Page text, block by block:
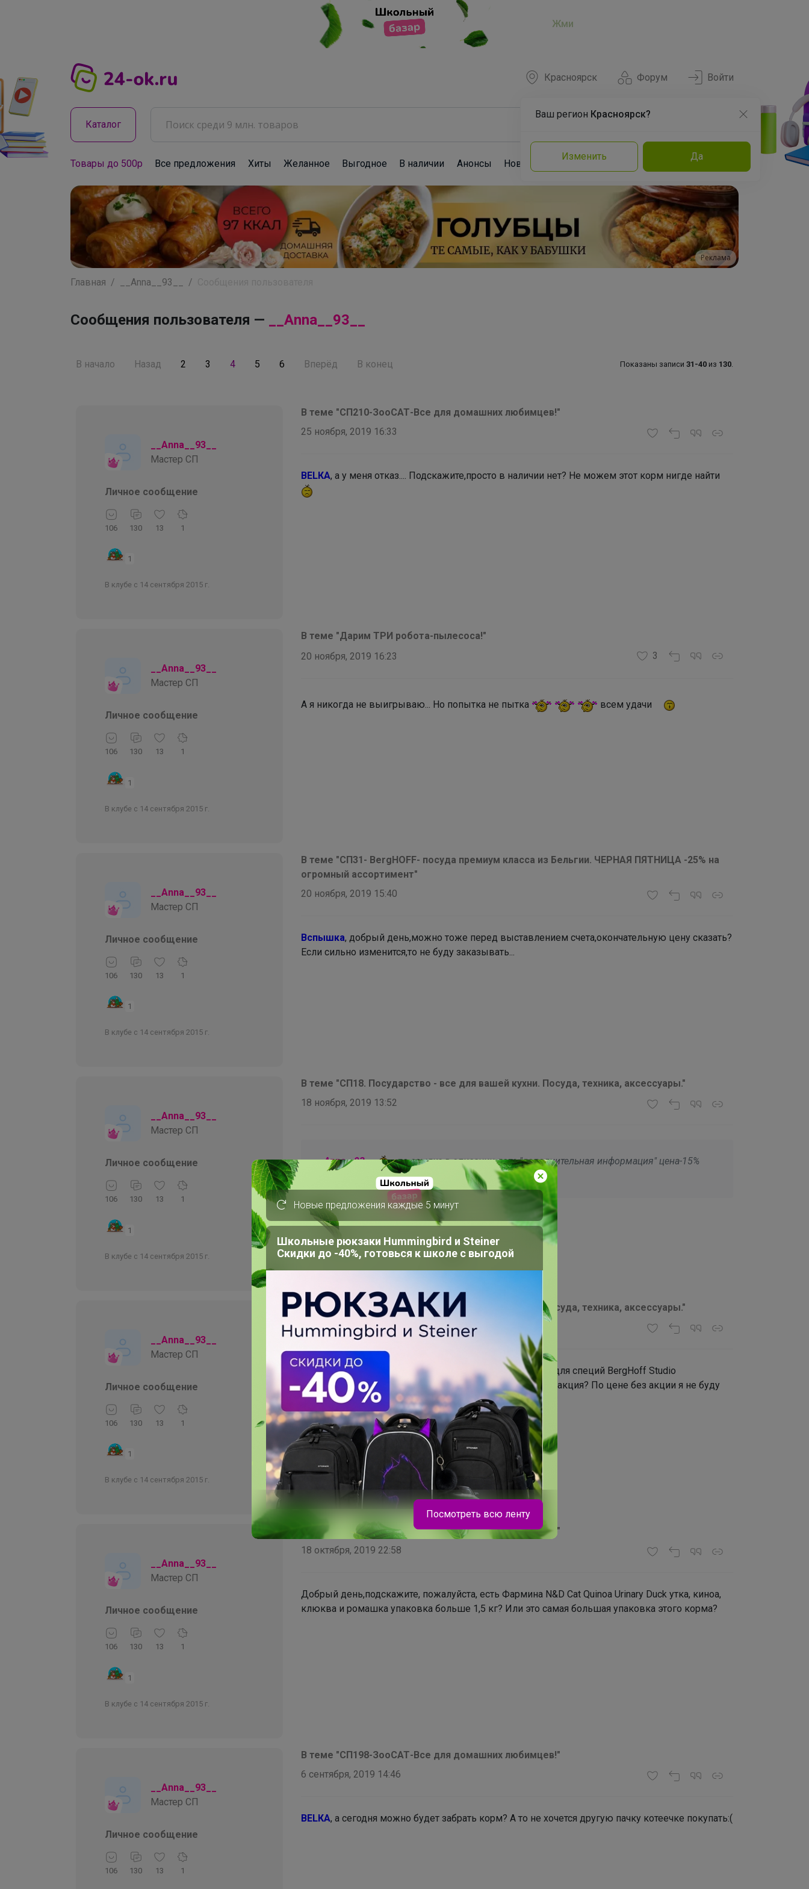
Жми
Форум
Красноярск
Ваш регион Красноярск?
Изменить Да
Войти
Каталог
Товары до 500р Все предложения Хиты Желанное Выгодное В наличии Анонсы Новости Команда Эксперты
Реклама
Главная __Anna__93__
Сообщения пользователя — __Anna__93__
В начало Назад 2 3 4 5 6 Вперёд В конец Показаны записи 31-40 из 130.
__Anna__93__
Мастер СП
Личное сообщение
106 130 13 1
1
В клубе с 14 сентября 2015 г.
В теме "CП210-ЗооСАТ-Все для домашних любимцев!"
25 ноября, 2019 16:33
BELКА, а у меня отказ.... Подскажите,просто в наличии нет? Не можем этот корм нигде найти
__Anna__93__
Мастер СП
Личное сообщение
106 130 13 1
1
В клубе с 14 сентября 2015 г.
В теме "Дарим ТРИ робота-пылесоса!"
20 ноября, 2019 16:23
3
А я никогда не выигрываю... Но попытка не пытка всем удачи
__Anna__93__
Мастер СП
Личное сообщение
106 130 13 1
1
В клубе с 14 сентября 2015 г.
В теме "СП31- BergHOFF- посуда премиум класса из Бельгии. ЧЕРНАЯ ПЯТНИЦА -25% на
огромный ассортимент"
20 ноября, 2019 15:40
Вспышка, добрый день,можно тоже перед выставлением счета,окончательную цену сказать?
Если сильно изменится,то не буду заказывать...
__Anna__93__
Мастер СП
Личное сообщение
106 130 13 1
1
В клубе с 14 сентября 2015 г.
В теме "СП18. Посударство - все для вашей кухни. Посуда, техника, аксессуары."
18 ноября, 2019 13:52
__Anna__93__,
по ссылке в описании лота "дополнительная информация" цена-15%
Стоит "нет в наличии" значит вообще не придет?
__Anna__93__
Мастер СП
Личное сообщение
106 130 13 1
1
В клубе с 14 сентября 2015 г.
В теме "СП18. Посударство - все для вашей кухни. Посуда, техника, аксессуары."
18 ноября, 2019 08:52
Добрый день. Подскажите, пожалуйста,заказала Набор для специй BergHoff Studio
1106236,можно узнать цену? Не закончилась ли на него акция? По цене без акции я не буду
его брать
__Anna__93__
Мастер СП
Личное сообщение
106 130 13 1
1
В клубе с 14 сентября 2015 г.
В теме "CП205-ЗооСАТ-Все для домашних любимцев!"
18 октября, 2019 22:58
Добрый день,подскажите, пожалуйста, есть Фармина N&D Cat Quinoa Urinary Duck утка, киноа,
клюква и ромашка упаковка больше 1,5 кг? Или это самая большая упаковка этого корма?
__Anna__93__
Мастер СП
Личное сообщение
106 130 13 1
В теме "CП198-ЗооСАТ-Все для домашних любимцев!"
6 сентября, 2019 14:46
BELКА, а сегодня можно будет забрать корм? А то не хочется другую пачку котеечке покупать:(
Новые предложения каждые 5 минут
Школьные рюкзаки Hummingbird и Steiner
Скидки до -40%, готовься к школе с выгодой
Посмотреть всю ленту